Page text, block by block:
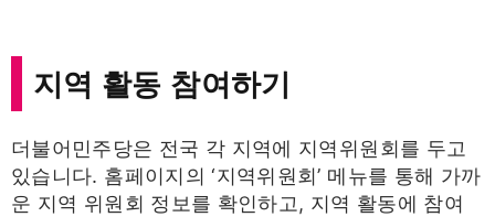
지역 활동 참여하기
더불어민주당은 전국 각 지역에 지역위원회를 두고
있습니다. 홈페이지의 ‘지역위원회’ 메뉴를 통해 가까
운 지역 위원회 정보를 확인하고, 지역 활동에 참여